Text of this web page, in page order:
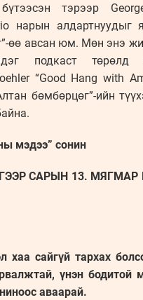
тэрээр
нарын алдартнуудыг
өө авсан юм. Мөн энэ
подкаст төрөлд
“Good Hang with
бөмбөрцөг”-ийн
мэдээ” сонин
САРЫН 13. МЯГМАР
хаа сайгүй тархах
үнэн бодитой
аваарай.